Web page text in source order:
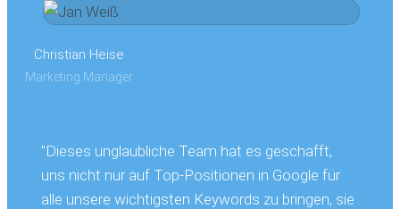
Christian Heise
Marketing Manager
"Dieses unglaubliche Team hat es geschafft,
uns nicht nur auf Top-Positionen in Google für
alle unsere wichtigsten Keywords zu bringen, sie